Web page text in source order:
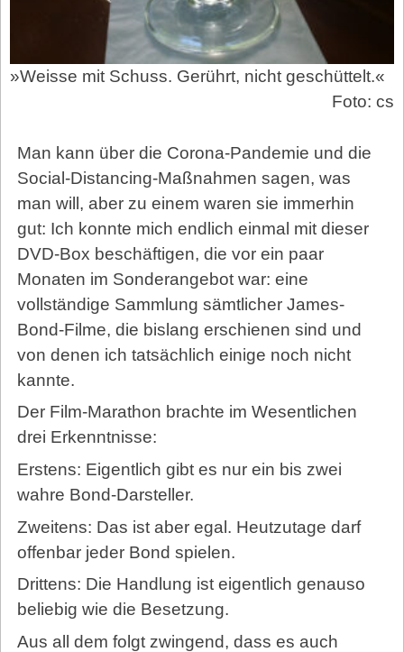
»Weisse mit Schuss. Gerührt, nicht geschüttelt.«
Foto: cs
Man kann über die Corona-Pandemie und die
Social-Distancing-Maßnahmen sagen, was
man will, aber zu einem waren sie immerhin
gut: Ich konnte mich endlich einmal mit dieser
DVD-Box beschäftigen, die vor ein paar
Monaten im Sonderangebot war: eine
vollständige Sammlung sämtlicher James-
Bond-Filme, die bislang erschienen sind und
von denen ich tatsächlich einige noch nicht
kannte.
Der Film-Marathon brachte im Wesentlichen
drei Erkenntnisse:
Erstens: Eigentlich gibt es nur ein bis zwei
wahre Bond-Darsteller.
Zweitens: Das ist aber egal. Heutzutage darf
offenbar jeder Bond spielen.
Drittens: Die Handlung ist eigentlich genauso
beliebig wie die Besetzung.
Aus all dem folgt zwingend, dass es auch